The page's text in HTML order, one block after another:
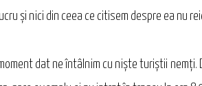
şi nici din ceea ce citisem despre ea nu
dat ne întâlnim cu nişte turiştii nemţi.